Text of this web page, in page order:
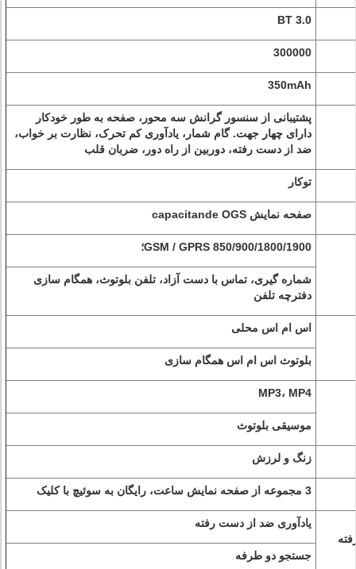
BT 3.0
300000
350mAh
پشتیبانی از سنسور گرانش سه محور، صفحه به طور خودکار
دارای چهار جهت. گام شمار، یادآوری کم تحرک، نظارت بر خواب،
ضد از دست رفته، دوربین از راه دور، ضربان قلب
توکار
صفحه نمایش capacitande OGS
GSM / GPRS 850/900/1800/1900؛
شماره گیری، تماس با دست آزاد، تلفن بلوتوث، همگام سازی
دفترچه تلفن
اس ام اس محلی
بلوتوث اس ام اس همگام سازی
MP3، MP4
موسیقی بلوتوث
زنگ و لرزش
3 مجموعه از صفحه نمایش ساعت، رایگان به سوئیچ با کلیک
یادآوری ضد از دست رفته
جستجو دو طرفه